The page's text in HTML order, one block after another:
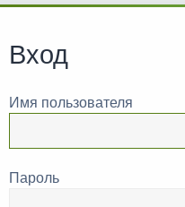
Вход
Имя пользователя
Пароль